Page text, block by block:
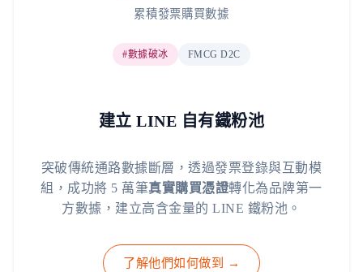
累積發票購買數據
#數據破冰 FMCG D2C
建立 LINE 自有鐵粉池
突破傳統通路數據斷層，透過發票登錄與互動模
組，成功將 5 萬筆真實購買憑證轉化為品牌第一
方數據，建立高含金量的 LINE 鐵粉池。
了解他們如何做到 →